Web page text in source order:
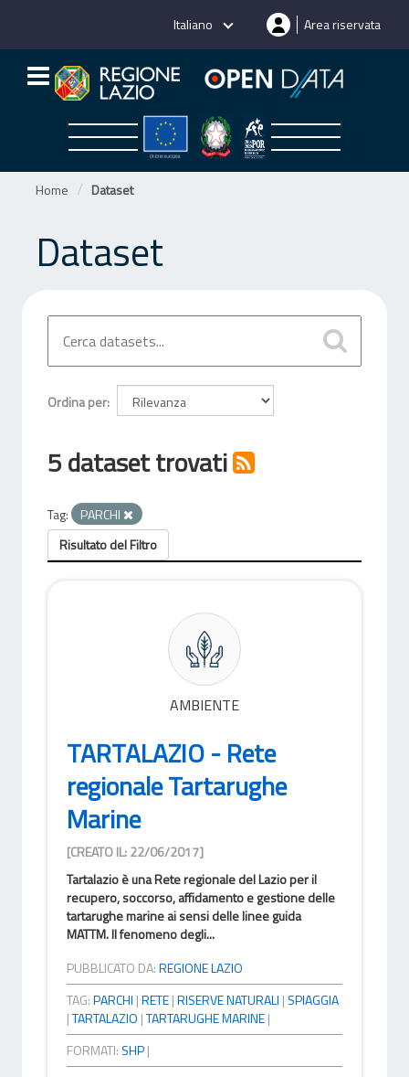
Italiano Area riservata
Home Dataset
Dataset
Ordina per
5 dataset trovati
Tag:
PARCHI
Risultato del Filtro
AMBIENTE
TARTALAZIO - Rete
regionale Tartarughe
Marine
[CREATO IL: 22/06/2017]
Tartalazio è una Rete regionale del Lazio per il
recupero, soccorso, affidamento e gestione delle
tartarughe marine ai sensi delle linee guida
MATTM. Il fenomeno degli...
PUBBLICATO DA:REGIONE LAZIO
TAG:PARCHI |RETE|RISERVE NATURALI | SPIAGGIA
|TARTALAZIO |TARTARUGHE MARINE|
FORMATI: SHP|